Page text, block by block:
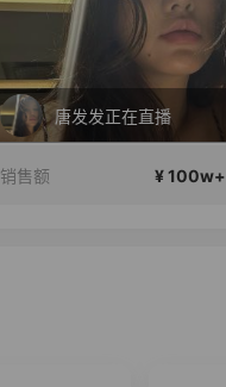
唐发发正在直播
销售额 ¥ 100w+